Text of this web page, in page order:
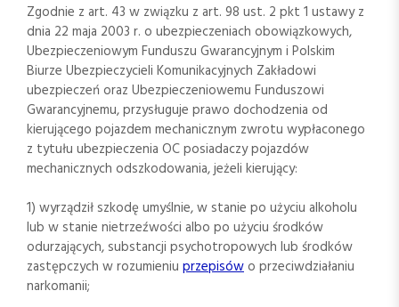
Zgodnie z art. 43 w związku z art. 98 ust. 2 pkt 1 ustawy z
dnia 22 maja 2003 r. o ubezpieczeniach obowiązkowych,
Ubezpieczeniowym Funduszu Gwarancyjnym i Polskim
Biurze Ubezpieczycieli Komunikacyjnych Zakładowi
ubezpieczeń oraz Ubezpieczeniowemu Funduszowi
Gwarancyjnemu, przysługuje prawo dochodzenia od
kierującego pojazdem mechanicznym zwrotu wypłaconego
z tytułu ubezpieczenia OC posiadaczy pojazdów
mechanicznych odszkodowania, jeżeli kierujący:
1) wyrządził szkodę umyślnie, w stanie po użyciu alkoholu
lub w stanie nietrzeźwości albo po użyciu środków
odurzających, substancji psychotropowych lub środków
zastępczych w rozumieniu przepisów o przeciwdziałaniu
narkomanii;